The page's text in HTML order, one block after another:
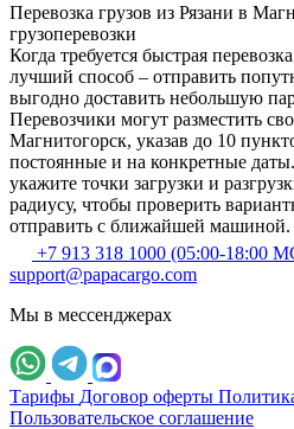
Перевозка грузов из Рязани в
грузоперевозки
Когда требуется быстрая
лучший способ – отправить
выгодно доставить небольшую
Перевозчики могут разместить
Магнитогорск, указав до 10
постоянные и на конкретные
укажите точки загрузки и
радиусу, чтобы проверить
отправить с ближайшей машиной.
+7 913 318 1000 (05:00-18:00
support@papacargo.com
Мы в мессенджерах
Тарифы Договор оферты
Пользовательское соглашение